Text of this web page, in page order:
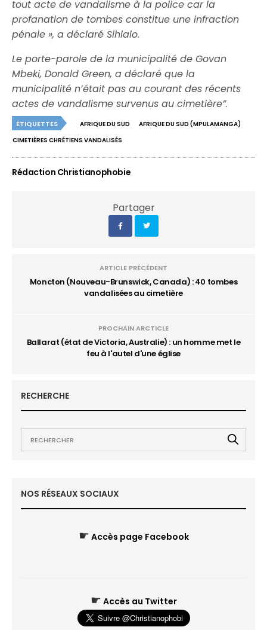
tout acte de vandalisme à la police car la
profanation de tombes constitue une infraction
pénale », a déclaré Sihlalo.
Le porte-parole de la municipalité de Govan
Mbeki, Donald Green, a déclaré que la
municipalité n’était pas au courant des récents
actes de vandalisme survenus au cimetière”.
ÉTIQUETTES AFRIQUE DU SUD
AFRIQUE DU SUD (MPULAMANGA)
CIMETIÈRES CHRÉTIENS VANDALISÉS
Rédaction Christianophobie
Partager
ARTICLE PRÉCÉDENT
Moncton (Nouveau-Brunswick, Canada) : 40 tombes
vandalisées au cimetière
PROCHAIN ARCTICLE
Ballarat (état de Victoria, Australie) : un homme met le
feu à l'autel d'une église
RECHERCHE
NOS RÉSEAUX SOCIAUX
☛ Accès page Facebook
☛ Accès au Twitter